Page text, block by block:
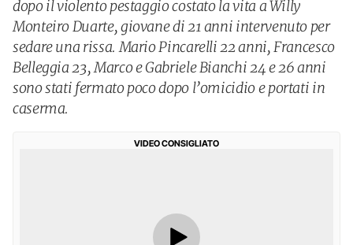
dopo il violento pestaggio costato la vita a Willy
Monteiro Duarte, giovane di 21 anni intervenuto per
sedare una rissa. Mario Pincarelli 22 anni, Francesco
Belleggia 23, Marco e Gabriele Bianchi 24 e 26 anni
sono stati fermato poco dopo l’omicidio e portati in
caserma.
VIDEO CONSIGLIATO